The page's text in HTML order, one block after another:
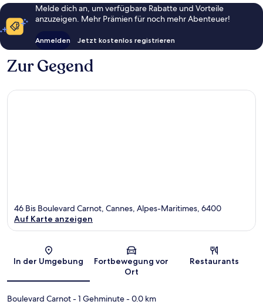
Melde dich an, um verfügbare Rabatte und Vorteile
anzuzeigen. Mehr Prämien für noch mehr Abenteuer!
Anmelden Jetzt kostenlos registrieren
Zur Gegend
Karte
46 Bis Boulevard Carnot, Cannes, Alpes-Maritimes, 6400
Auf Karte anzeigen
In der Umgebung
Fortbewegung vor
Ort
Restaurants
Boulevard Carnot- 1 Gehminute- 0.0 km